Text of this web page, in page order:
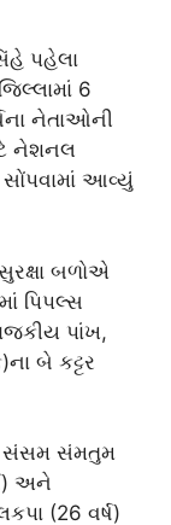
પહેલા
6
નેતાઓની
નેશનલ
આવ્યું
બળોએ
પિપલ્સ
પાંખ,
બે કટ્ટર
સંસમ સંમતુમ
અને
(26 વર્ષ)